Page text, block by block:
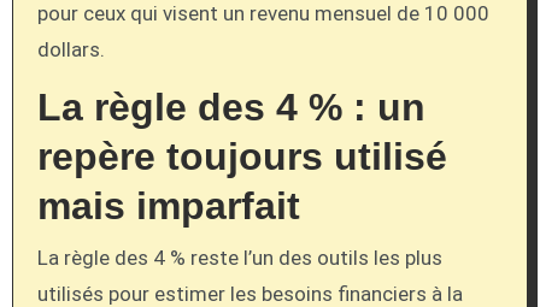
pour ceux qui visent un revenu mensuel de 10 000
dollars.
La règle des 4 % : un
repère toujours utilisé
mais imparfait
La règle des 4 % reste l’un des outils les plus
utilisés pour estimer les besoins financiers à la